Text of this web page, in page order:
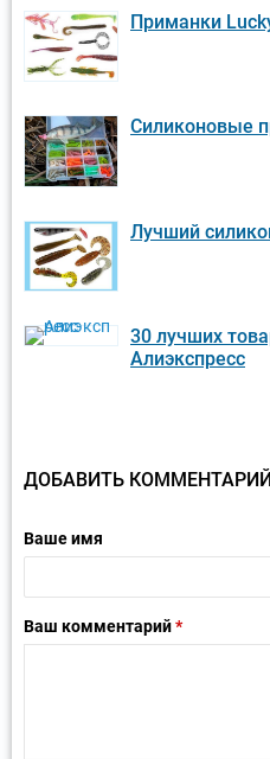
Приманки
Силиконовые
Лучший
30 лучших
Алиэкспресс
ДОБАВИТЬ КОММЕНТАРИЙ
Ваше имя
Ваш комментарий*